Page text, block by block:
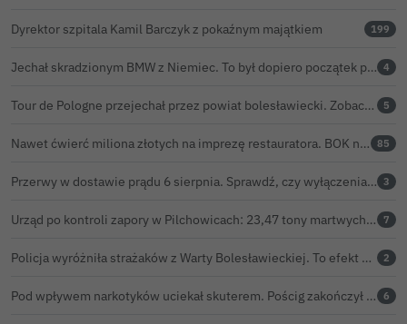
Dyrektor szpitala Kamil Barczyk z pokaźnym majątkiem 199
Jechał skradzionym BMW z Niemiec. To był dopiero początek problemów 33-latka 4
Tour de Pologne przejechał przez powiat bolesławiecki. Zobacz wideo z Zebrzydowej 5
Nawet ćwierć miliona złotych na imprezę restauratora. BOK nie chce ujawnić kosztów przed Świętem Ceramiki 85
Przerwy w dostawie prądu 6 sierpnia. Sprawdź, czy wyłączenia obejmą Twoją miejscowość 3
Urząd po kontroli zapory w Pilchowicach: 23,47 tony martwych ryb i zawiadomienie do prokuratury 7
Policja wyróżniła strażaków z Warty Bolesławieckiej. To efekt nocnej akcji, która zakończyła się sukcesem 2
Pod wpływem narkotyków uciekał skuterem. Pościg zakończył w polu kukurydzy 6